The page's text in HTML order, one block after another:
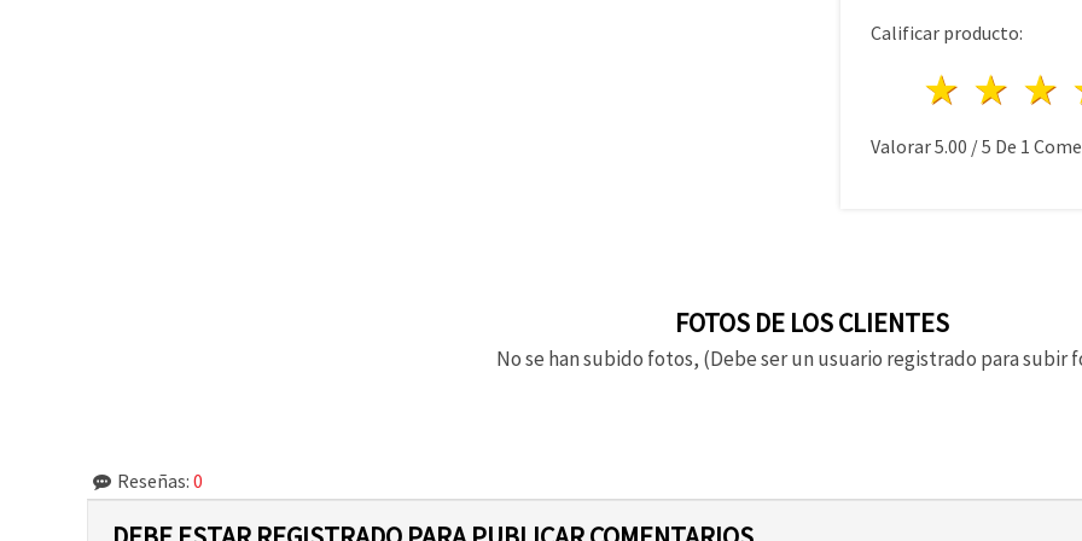
Calificar producto:
2
1
Valorar5.00 /5 De 1
FOTOS DE LOS CLIENTES
No se han subido fotos, (Debe ser un usuario registrado para subir
Reseñas: 0